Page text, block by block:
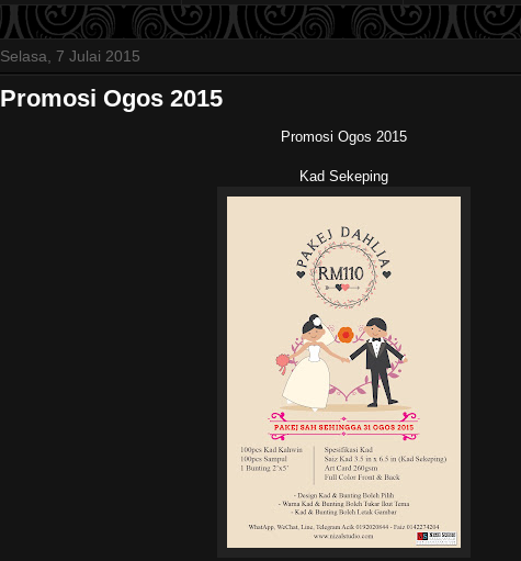
Selasa, 7 Julai 2015
Promosi Ogos 2015
Promosi Ogos 2015
Kad Sekeping